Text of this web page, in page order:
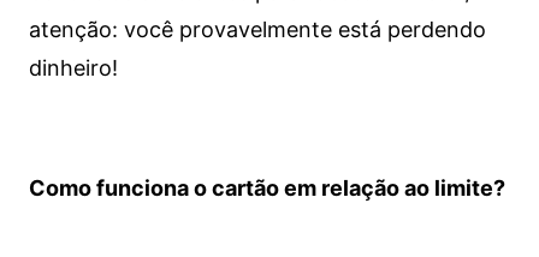
atenção: você provavelmente está perdendo
dinheiro!
Como funciona o cartão em relação ao limite?